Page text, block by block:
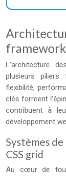
L’architecture
plusieurs piliers
flexibilité,
clés forment
contribuent à
développement
Systèmes
CSS grid
Au cœur de